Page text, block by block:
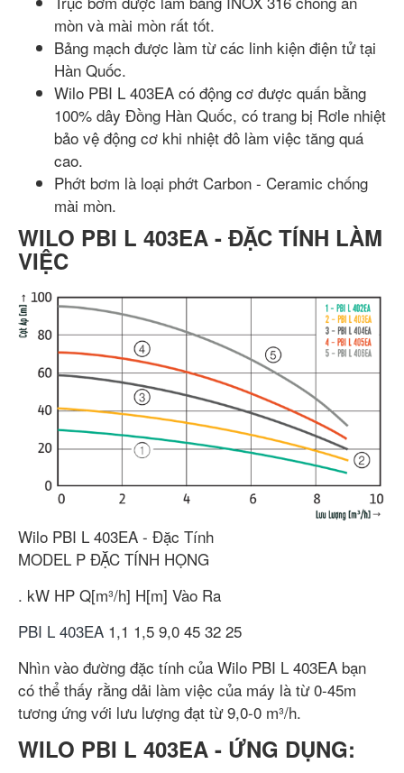
mòn và mài mòn rất tốt.
Bảng mạch được làm từ các linh kiện điện tử tại
Hàn Quốc.
Wilo PBI L 403EA có động cơ được quấn bằng
100% dây Đồng Hàn Quốc, có trang bị Rơle nhiệt
bảo vệ động cơ khi nhiệt đô làm việc tăng quá
cao.
Phớt bơm là loại phớt Carbon - Ceramic chống
mài mòn.
WILO PBI L 403EA - ĐẶC TÍNH LÀM
VIỆC
Wilo PBI L 403EA - Đặc Tính
MODEL P ĐẶC TÍNH HỌNG
. kW HP Q[m³/h] H[m] Vào Ra
PBI L 403EA 1,1 1,5 9,0 45 32 25
Nhìn vào đường đặc tính của Wilo PBI L 403EA bạn
có thể thấy rằng dải làm việc của máy là từ 0-45m
tương ứng với lưu lượng đạt từ 9,0-0 m³/h.
WILO PBI L 403EA - ỨNG DỤNG: